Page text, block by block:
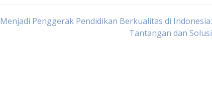
Menjadi Penggerak Pendidikan Berkualitas di Indonesia:
Tantangan dan Solusi